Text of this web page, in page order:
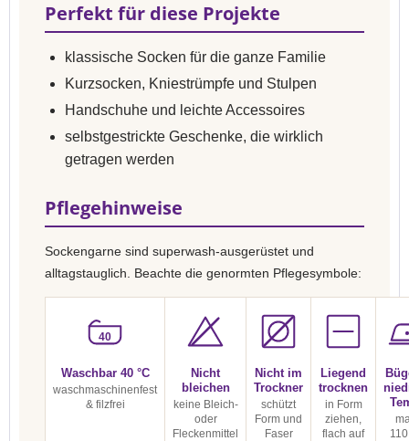
Perfekt für diese Projekte
klassische Socken für die ganze Familie
Kurzsocken, Kniestrümpfe und Stulpen
Handschuhe und leichte Accessoires
selbstgestrickte Geschenke, die wirklich
getragen werden
Pflegehinweise
Sockengarne sind superwash-ausgerüstet und
alltagstauglich. Beachte die genormten Pflegesymbole:
40
Waschbar 40 °C
waschmaschinenfest
& filzfrei
Nicht
bleichen
keine Bleich-
oder
Fleckenmittel
Nicht im
Trockner
schützt
Form und
Faser
Liegend
trocknen
in Form
ziehen,
flach auf